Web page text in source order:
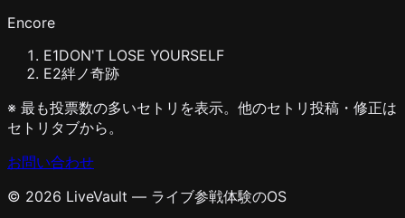
Encore
E1DON'T LOSE YOURSELF
E2絆ノ奇跡
※ 最も投票数の多いセトリを表示。他のセトリ投稿・修正は
セトリタブから。
お問い合わせ
© 2026 LiveVault — ライブ参戦体験のOS